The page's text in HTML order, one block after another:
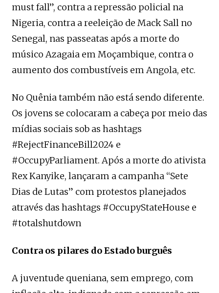
must fall”, contra a repressão policial na
Nigeria, contra a reeleição de Mack Sall no
Senegal, nas passeatas após a morte do
músico Azagaia em Moçambique, contra o
aumento dos combustíveis em Angola, etc.
No Quênia também não está sendo diferente.
Os jovens se colocaram a cabeça por meio das
mídias sociais sob as hashtags
#RejectFinanceBill2024 e
#OccupyParliament. Após a morte do ativista
Rex Kanyike, lançaram a campanha “Sete
Dias de Lutas” com protestos planejados
através das hashtags #OccupyStateHouse e
#totalshutdown
Contra os pilares do Estado burguês
A juventude queniana, sem emprego, com